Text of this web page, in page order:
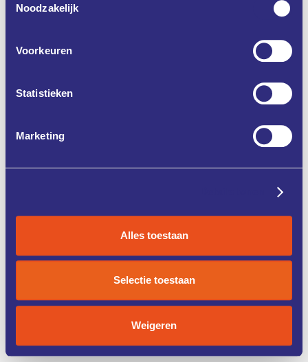
Noodzakelijk
Voorkeuren
Statistieken
Marketing
Alles toestaan
Selectie toestaan
Weigeren